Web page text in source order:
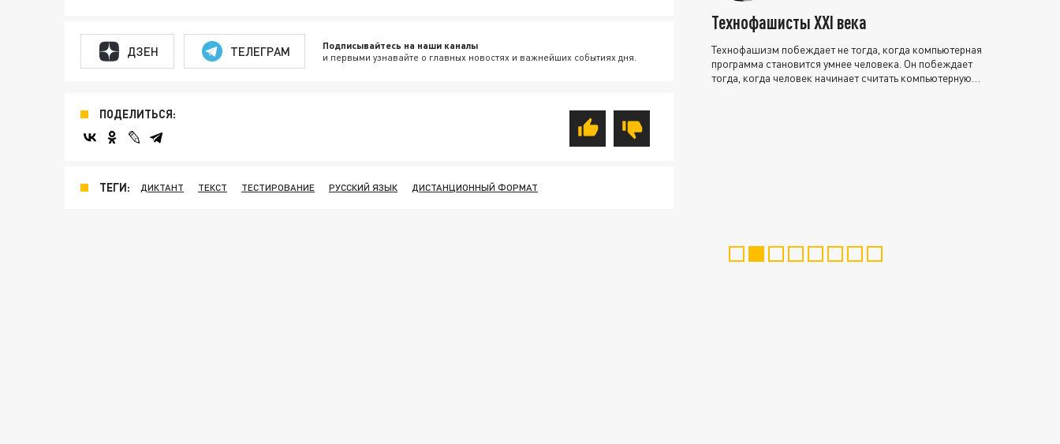
ДЗЕН ТЕЛЕГРАМ Подписывайтесь на наши каналы
и первыми узнавайте о главных новостях и важнейших событиях дня.
ПОДЕЛИТЬСЯ:
ТЕГИ: ДИКТАНТ ТЕКСТ ТЕСТИРОВАНИЕ РУССКИЙ ЯЗЫК ДИСТАНЦИОННЫЙ ФОРМАТ
Технофашисты XXI века
Технофашизм побеждает не тогда, когда компьютерная
программа становится умнее человека. Он побеждает
тогда, когда человек начинает считать компьютерную